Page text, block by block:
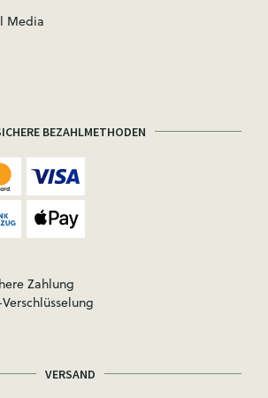
Media
BEZAHLMETHODEN
Zahlung
VERSAND